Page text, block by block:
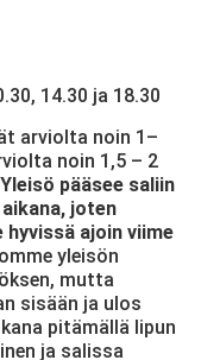
14.30 ja 18.30
arviolta noin 1–
noin 1,5 – 2
Yleisö pääsee saliin
joten
ajoin viime
yleisön
mutta
sisään ja ulos
pitämällä lipun
ja salissa